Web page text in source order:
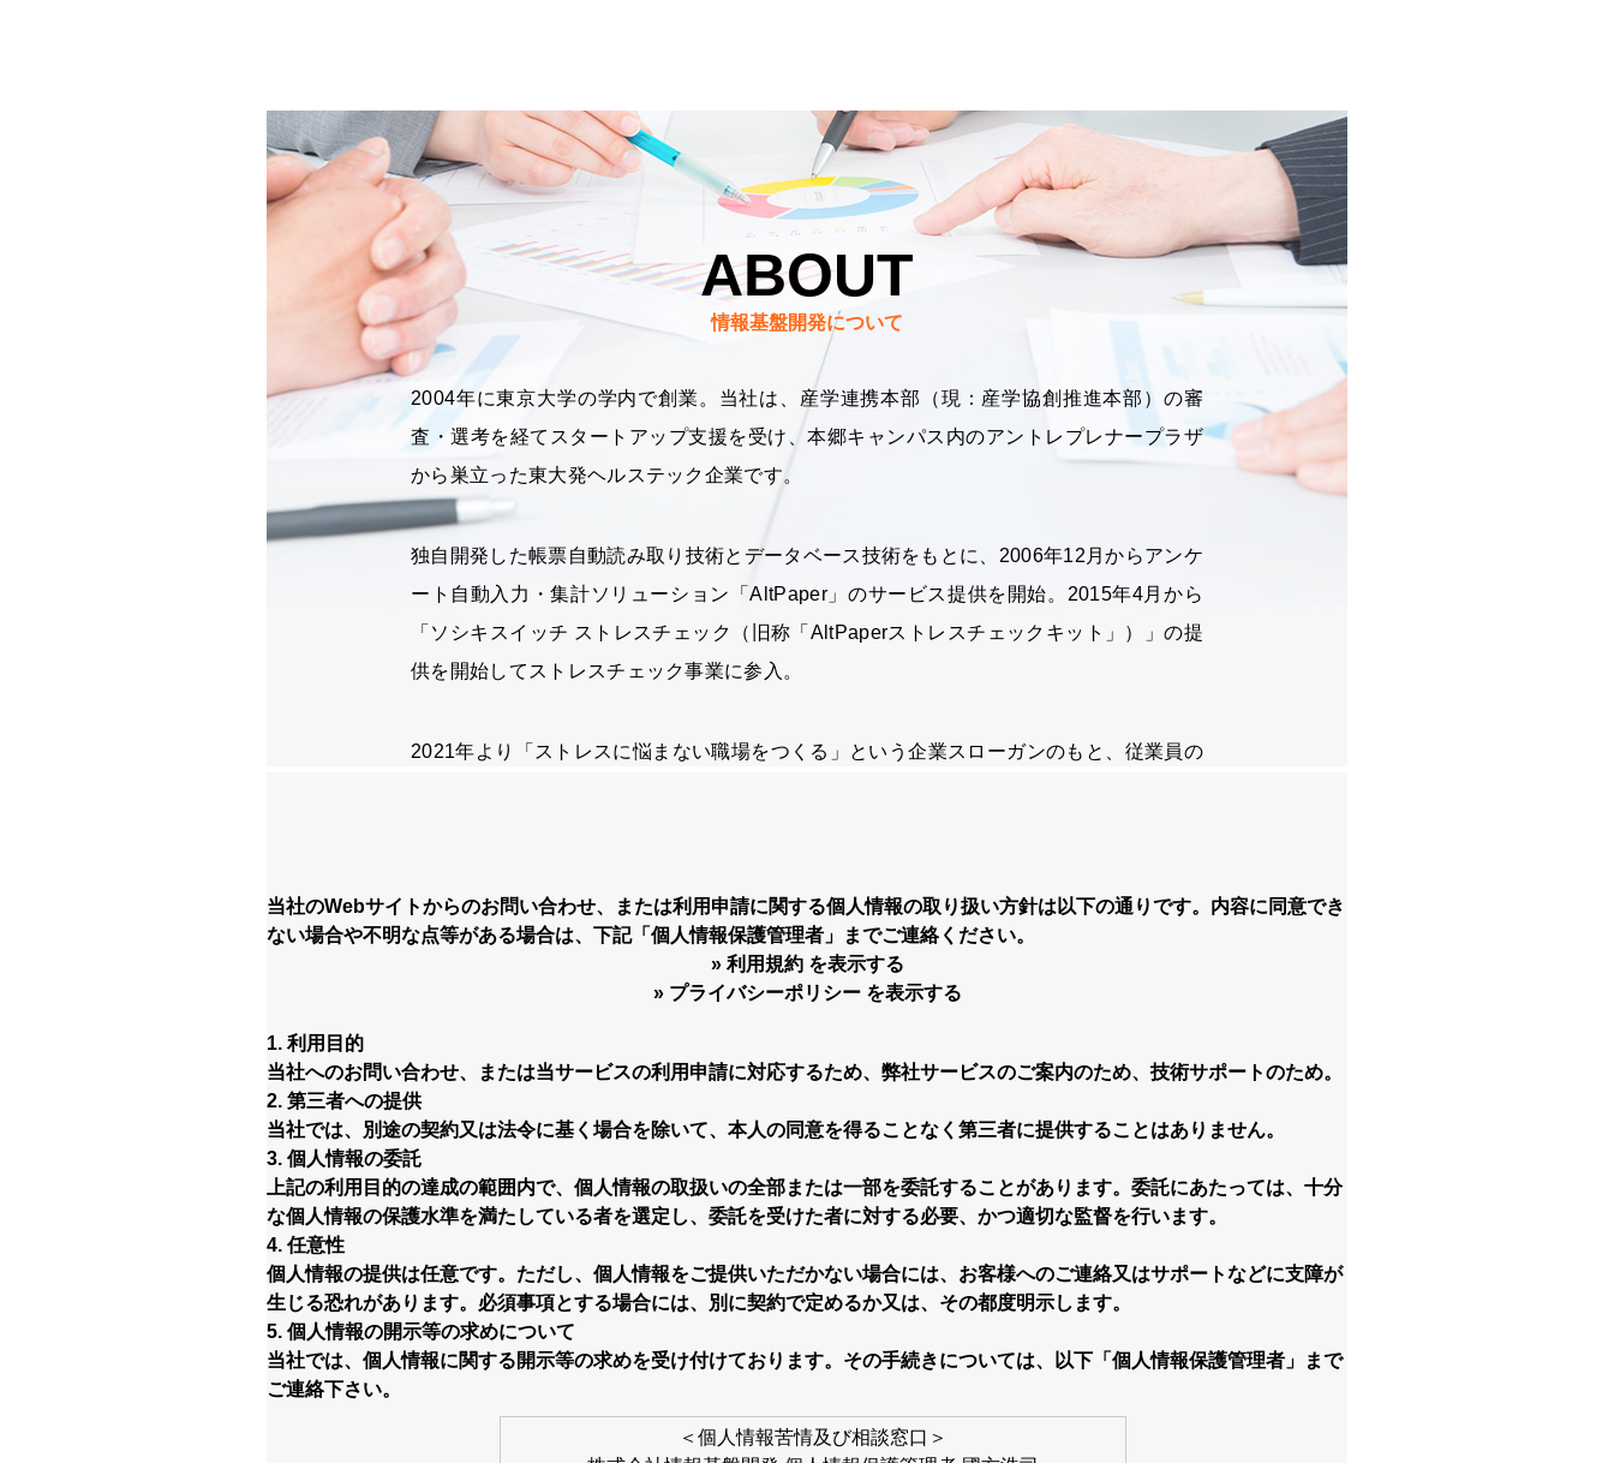
当社のWebサイトからのお問い合わせ、または利用申請に関する個人情報の取り扱い方針は以下の通りです。内容に同意でき
ない場合や不明な点等がある場合は、下記「個人情報保護管理者」までご連絡ください。
» 利用規約を表示する
» プライバシーポリシーを表示する
1. 利用目的
当社へのお問い合わせ、または当サービスの利用申請に対応するため、弊社サービスのご案内のため、技術サポートのため。
2. 第三者への提供
当社では、別途の契約又は法令に基く場合を除いて、本人の同意を得ることなく第三者に提供することはありません。
3. 個人情報の委託
上記の利用目的の達成の範囲内で、個人情報の取扱いの全部または一部を委託することがあります。委託にあたっては、十分
な個人情報の保護水準を満たしている者を選定し、委託を受けた者に対する必要、かつ適切な監督を行います。
4. 任意性
個人情報の提供は任意です。ただし、個人情報をご提供いただかない場合には、お客様へのご連絡又はサポートなどに支障が
生じる恐れがあります。必須事項とする場合には、別に契約で定めるか又は、その都度明示します。
5. 個人情報の開示等の求めについて
当社では、個人情報に関する開示等の求めを受け付けております。その手続きについては、以下「個人情報保護管理者」まで
ご連絡下さい。
＜個人情報苦情及び相談窓口＞